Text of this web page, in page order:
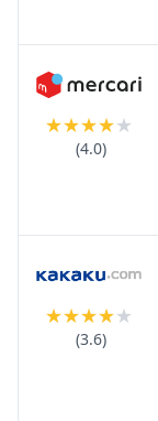
★★★★★
(4.0)
★★★★★
(3.6)